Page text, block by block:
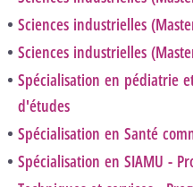
Sciences industrielles
Sciences industrielles
Spécialisation en pédiatrie
d'études
Spécialisation en Santé
Spécialisation en SIAMU -